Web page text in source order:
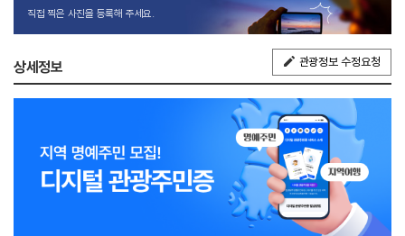
직접 찍은 사진을 등록해 주세요.
상세정보 관광정보 수정요청